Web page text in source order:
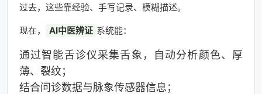
过去，这些靠经验、手写记录、模糊描述。
现在， AI中医辨证 系统能：
通过智能舌诊仪采集舌象，自动分析颜色、厚
薄、裂纹；
结合问诊数据与脉象传感器信息；